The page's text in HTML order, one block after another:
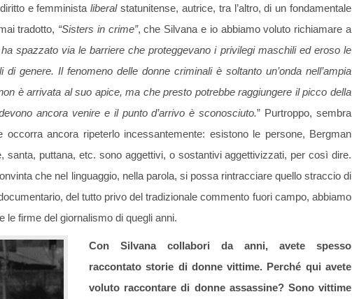
e femministaliberalstatunitense, autrice, tra l’altro, di un fondamentale
tradotto, “Sisters in crime”, che Silvana e io abbiamo voluto richiamare a
spazzato via le barriere che proteggevano i privilegi maschili ed eroso le
genere. Il fenomeno delle donne criminali è soltanto un’onda nell’ampia
è arrivata al suo apice, ma che presto potrebbe raggiungere il picco della
ancora venire e il punto d’arrivo è sconosciuto.” Purtroppo, sembra
ancora ripeterlo incessantemente: esistono le persone, Bergman
santa, puttana, etc. sono aggettivi, o sostantivi aggettivizzati, per così dire.
che nel linguaggio, nella parola, si possa rintracciare quello straccio di
del tutto privo del tradizionale commento fuori campo, abbiamo
le firme del giornalismo di quegli anni.
Con Silvana collabori da anni, avete spesso
raccontato storie di donne vittime. Perché qui avete
voluto raccontare di donne assassine? Sono vittime